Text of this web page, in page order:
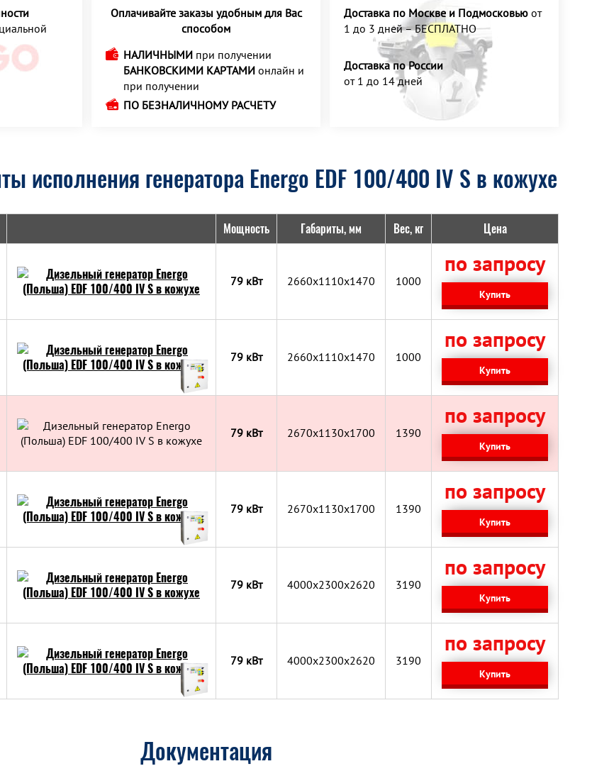
Оплачивайте заказы удобным для Вас
способом
НАЛИЧНЫМИ при получении
БАНКОВСКИМИ КАРТАМИ онлайн и
при получении
ПО БЕЗНАЛИЧНОМУ РАСЧЕТУ
Доставка по Москве и Подмосковью от
1 до 3 дней – БЕСПЛАТНО
Доставка по России
от 1 до 14 дней
исполнения генератора Energo EDF 100/400 IV S в кожухе
Мощность Габариты, мм Вес, кг Цена
79 кВт 2660x1110x1470 1000
по запросу
Купить
79 кВт 2660x1110x1470 1000
по запросу
Купить
79 кВт 2670x1130x1700 1390
по запросу
Купить
79 кВт 2670x1130x1700 1390
по запросу
Купить
79 кВт 4000х2300х2620 3190
по запросу
Купить
79 кВт 4000х2300х2620 3190
по запросу
Купить
Документация